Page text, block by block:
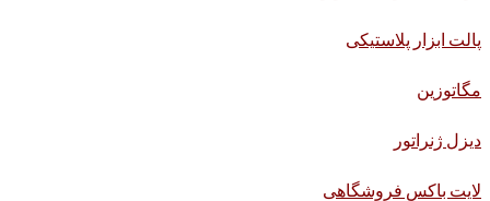
پالت ابزار پلاستیکی
مگاتوزین
دیزل ژنراتور
لایت باکس فروشگاهی